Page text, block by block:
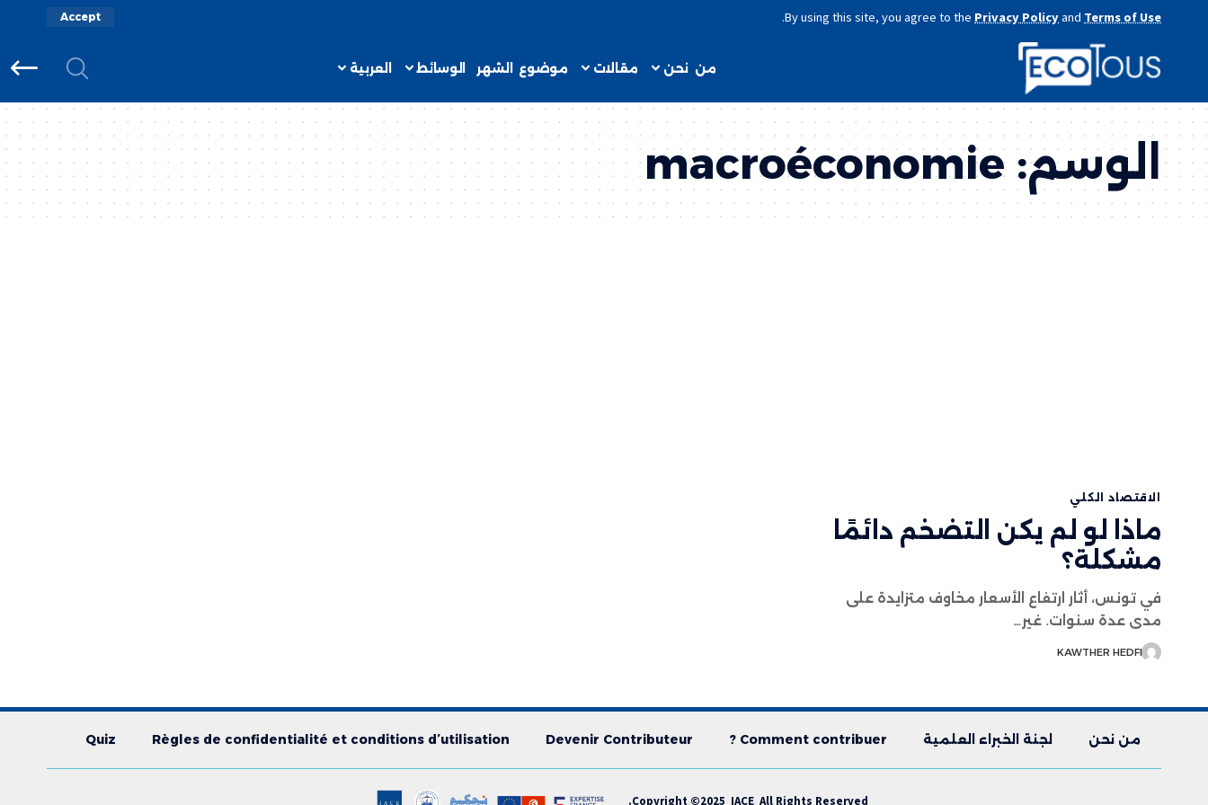
By using this site, you agree to the Privacy Policyand Terms of Use
.
Accept
من نحن مقالات موضوع الشهر الوسائط العربية
الوسم: macroéconomie
الاقتصاد الكلي
ماذا لو لم يكن التضخم دائمًا
مشكلة؟
في تونس، أثار ارتفاع الأسعار مخاوف متزايدة على
مدى عدة سنوات. غير…
KAWTHER HEDFI
من نحن لجنة الخبراء العلمية Comment contribuer ?
Devenir Contributeur
Règles de confidentialité et conditions d’utilisation
Quiz
Copyright ©2025 IACE All Rights Reserved.